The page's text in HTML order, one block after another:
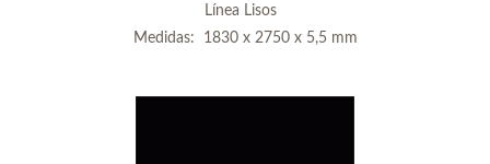
Línea Lisos
Medidas: 1830 x 2750 x 5,5 mm